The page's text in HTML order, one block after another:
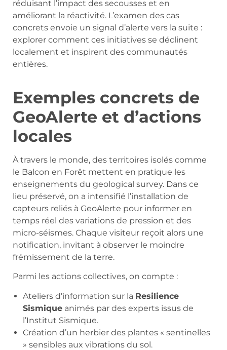
réduisant l’impact des secousses et en
améliorant la réactivité. L’examen des cas
concrets envoie un signal d’alerte vers la suite :
explorer comment ces initiatives se déclinent
localement et inspirent des communautés
entières.
Exemples concrets de
GeoAlerte et d’actions
locales
À travers le monde, des territoires isolés comme
le Balcon en Forêt mettent en pratique les
enseignements du geological survey. Dans ce
lieu préservé, on a intensifié l’installation de
capteurs reliés à GeoAlerte pour informer en
temps réel des variations de pression et des
micro-séismes. Chaque visiteur reçoit alors une
notification, invitant à observer le moindre
frémissement de la terre.
Parmi les actions collectives, on compte :
Ateliers d’information sur la Resilience
Sismique animés par des experts issus de
l’Institut Sismique.
Création d’un herbier des plantes « sentinelles
» sensibles aux vibrations du sol.